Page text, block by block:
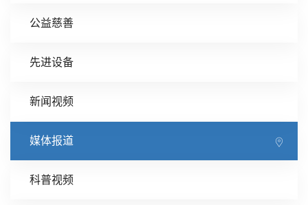
公益慈善
先进设备
新闻视频
媒体报道
科普视频